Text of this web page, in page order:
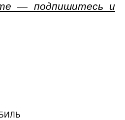
— подпишитесь и